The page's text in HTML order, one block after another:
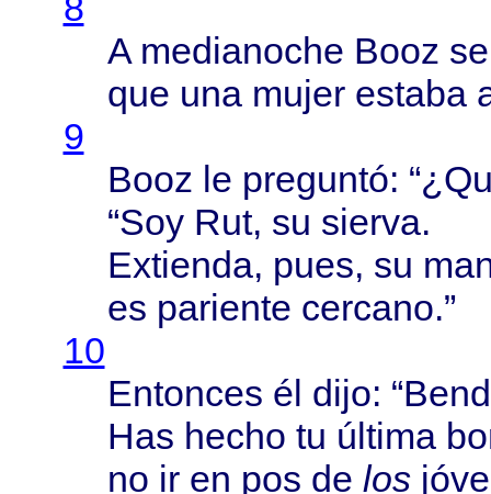
A medianoche Booz
que una mujer estaba
9
Booz le preguntó: “¿
“Soy Rut, su sierva.
Extienda, pues, su
es pariente cercano.”
10
Entonces él dijo: “
Has hecho tu última
no ir en pos de los